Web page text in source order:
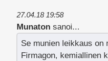
27.04.18 19:58
Munatonsanoi...
Se munien leikkaus on
Firmagon, kemiallinen